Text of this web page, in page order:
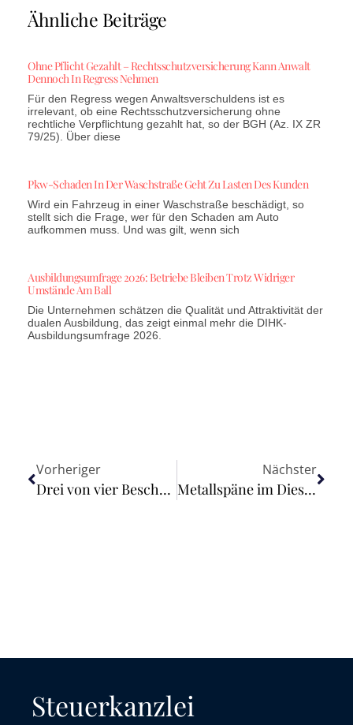
Ähnliche Beiträge
Ohne Pflicht Gezahlt – Rechtsschutzversicherung Kann Anwalt
Dennoch In Regress Nehmen
Für den Regress wegen Anwaltsverschuldens ist es
irrelevant, ob eine Rechtsschutzversicherung ohne
rechtliche Verpflichtung gezahlt hat, so der BGH (Az. IX ZR
79/25). Über diese
Pkw-Schaden In Der Waschstraße Geht Zu Lasten Des Kunden
Wird ein Fahrzeug in einer Waschstraße beschädigt, so
stellt sich die Frage, wer für den Schaden am Auto
aufkommen muss. Und was gilt, wenn sich
Ausbildungsumfrage 2026: Betriebe Bleiben Trotz Widriger
Umstände Am Ball
Die Unternehmen schätzen die Qualität und Attraktivität der
dualen Ausbildung, das zeigt einmal mehr die DIHK-
Ausbildungsumfrage 2026.
Vorheriger
Drei von vier Beschäftigten bei IT-Dienstleistern nutzen Homeoffice
Nächster
Metallspäne im Diesel – Zur Haftung für Schaden
Steuerkanzlei